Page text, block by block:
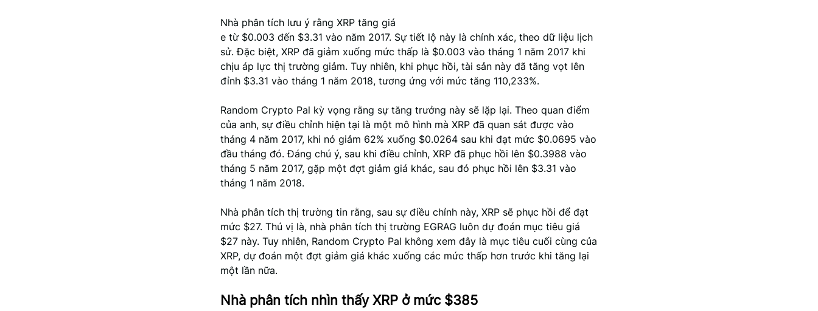
Nhà phân tích lưu ý rằng XRP tăng giá
e từ $0.003 đến $3.31 vào năm 2017. Sự tiết lộ này là chính xác, theo dữ liệu lịch
sử. Đặc biệt, XRP đã giảm xuống mức thấp là $0.003 vào tháng 1 năm 2017 khi
chịu áp lực thị trường giảm. Tuy nhiên, khi phục hồi, tài sản này đã tăng vọt lên
đỉnh $3.31 vào tháng 1 năm 2018, tương ứng với mức tăng 110,233%.
Random Crypto Pal kỳ vọng rằng sự tăng trưởng này sẽ lặp lại. Theo quan điểm
của anh, sự điều chỉnh hiện tại là một mô hình mà XRP đã quan sát được vào
tháng 4 năm 2017, khi nó giảm 62% xuống $0.0264 sau khi đạt mức $0.0695 vào
đầu tháng đó. Đáng chú ý, sau khi điều chỉnh, XRP đã phục hồi lên $0.3988 vào
tháng 5 năm 2017, gặp một đợt giảm giá khác, sau đó phục hồi lên $3.31 vào
tháng 1 năm 2018.
Nhà phân tích thị trường tin rằng, sau sự điều chỉnh này, XRP sẽ phục hồi để đạt
mức $27. Thú vị là, nhà phân tích thị trường EGRAG luôn dự đoán mục tiêu giá
$27 này. Tuy nhiên, Random Crypto Pal không xem đây là mục tiêu cuối cùng của
XRP, dự đoán một đợt giảm giá khác xuống các mức thấp hơn trước khi tăng lại
một lần nữa.
Nhà phân tích nhìn thấy XRP ở mức $385